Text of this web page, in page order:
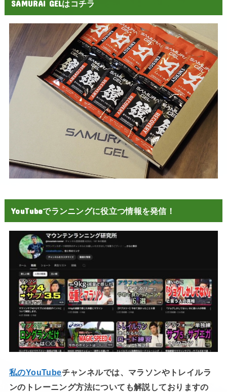
SAMURAI GELはコチラ
YouTubeでランニングに役立つ情報を発信！
私のYouTubeチャンネルでは、マラソンやトレイルラ
ンのトレーニング方法についても解説しておりますの